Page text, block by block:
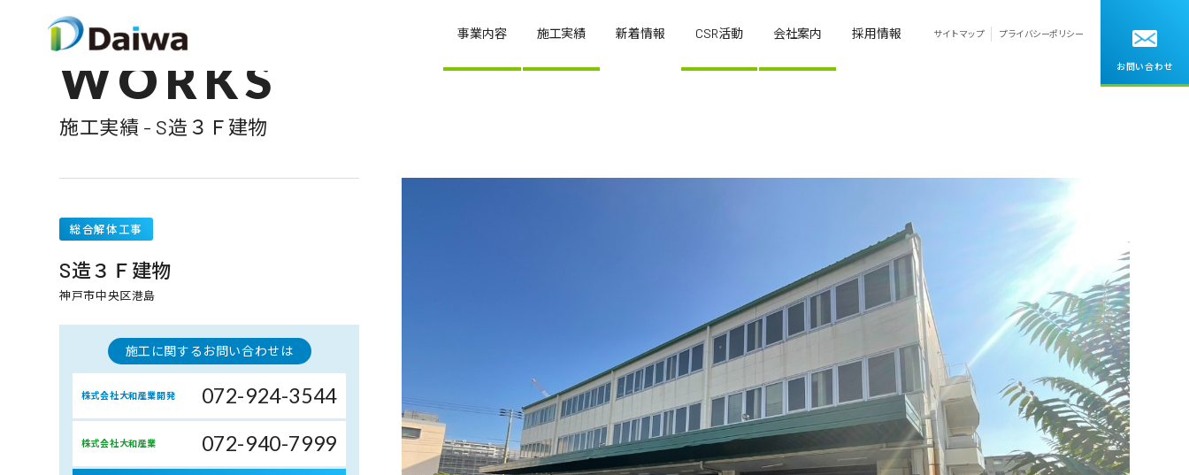
事業内容 施工実績 新着情報 CSR活動 会社案内 採用情報 サイトマップ プライバシーポリシー
お問い合わせ
WORKS
施工実績 - S造３Ｆ建物
総合解体工事
S造３Ｆ建物
神戸市中央区港島
施工に関するお問い合わせは
株式会社大和産業開発 072-924-3544
株式会社大和産業 072-940-7999